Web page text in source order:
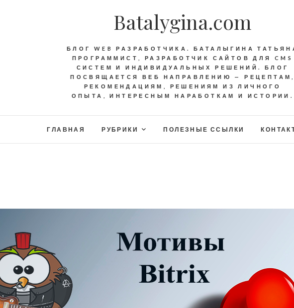
Batalygina.com
БЛОГ WEB РАЗРАБОТЧИКА. БАТАЛЫГИНА
ПРОГРАММИСТ, РАЗРАБОТЧИК САЙТОВ ДЛЯ CMS
СИСТЕМ И ИНДИВИДУАЛЬНЫХ РЕШЕНИЙ. БЛОГ
ПОСВЯЩАЕТСЯ ВЕБ НАПРАВЛЕНИЮ —
РЕКОМЕНДАЦИЯМ, РЕШЕНИЯМ ИЗ ЛИЧНОГО
ОПЫТА, ИНТЕРЕСНЫМ НАРАБОТКАМ И ИСТОРИИ.
ГЛАВНАЯ РУБРИКИ ПОЛЕЗНЫЕ ССЫЛКИ